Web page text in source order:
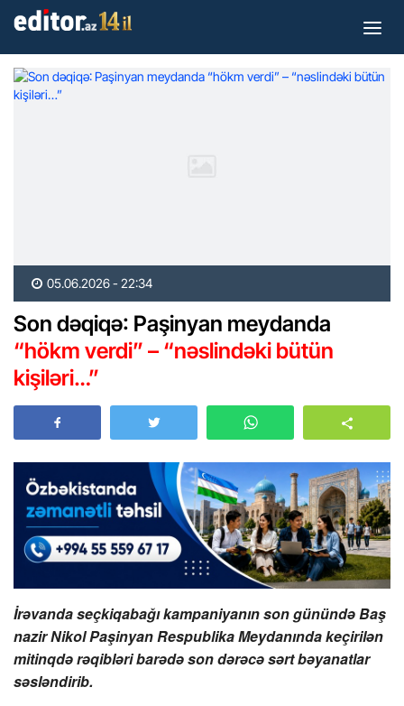
05.06.2026 - 22:34
Son dəqiqə: Paşinyan meydanda
“hökm verdi” – “nəslindəki bütün
kişiləri…”
İrəvanda seçkiqabağı kampaniyanın son günündə Baş
nazir Nikol Paşinyan Respublika Meydanında keçirilən
mitinqdə rəqibləri barədə son dərəcə sərt bəyanatlar
səsləndirib.